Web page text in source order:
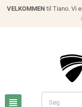
VELKOMMENtil Tiano. Vi
view_headline